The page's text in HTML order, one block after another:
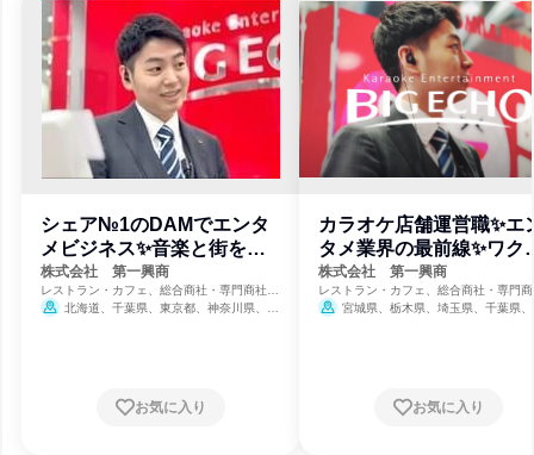
シェア№1のDAMでエンタ
メビジネス✨音楽と街を繋
ぐ営業
株式会社 第一興商
レストラン・カフェ、総合商社・専門商社・
卸売、芸術・娯楽・レクリエーション
北海道、千葉県、東京都、神奈川県、山
12月31日締切
お気に入り
カラオケ店舗運営職✨エ
タメ業界の最前線✨ワク
ク空間を創る
株式会社 第一興商
レストラン・カフェ、総合商社・専門
卸売、芸術・娯楽・レクリエーション
宮城県、栃木県、埼玉県、千葉県
崎県、熊本県、大分県、宮崎県、鹿児
12月31日締切
お気に入り